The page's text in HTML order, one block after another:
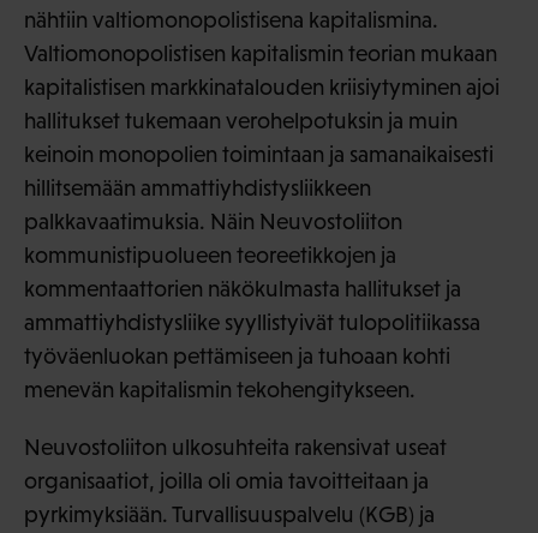
nähtiin valtiomonopolistisena kapitalismina.
Valtiomonopolistisen kapitalismin teorian mukaan
kapitalistisen markkinatalouden kriisiytyminen ajoi
hallitukset tukemaan verohelpotuksin ja muin
keinoin monopolien toimintaan ja samanaikaisesti
hillitsemään ammattiyhdistysliikkeen
palkkavaatimuksia. Näin Neuvostoliiton
kommunistipuolueen teoreetikkojen ja
kommentaattorien näkökulmasta hallitukset ja
ammattiyhdistysliike syyllistyivät tulopolitiikassa
työväenluokan pettämiseen ja tuhoaan kohti
menevän kapitalismin tekohengitykseen.
Neuvostoliiton ulkosuhteita rakensivat useat
organisaatiot, joilla oli omia tavoitteitaan ja
pyrkimyksiään. Turvallisuuspalvelu (KGB) ja